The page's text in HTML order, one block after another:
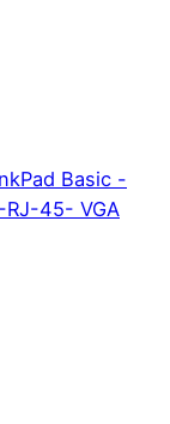
Basic -
RJ-45- VGA